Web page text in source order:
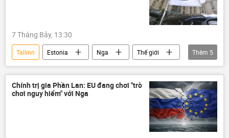
7 Tháng Bảy, 13:30
Tallinn Estonia Nga
Thế giới
Thể thao
Belarus
Châu Âu
Los Angeles
Đại hội thể thao châu Âu
Thêm 5
Chính trị gia Phần Lan: EU đang chơi "trò
chơi nguy hiểm" với Nga